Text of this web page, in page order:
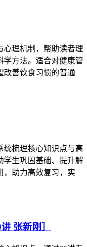
心理机制，帮助读者理
学方法。适合对健康管
改善饮食习惯的普通
统梳理核心知识点与高
学生巩固基础、提升解
，助力高效复习，实
张新刚］